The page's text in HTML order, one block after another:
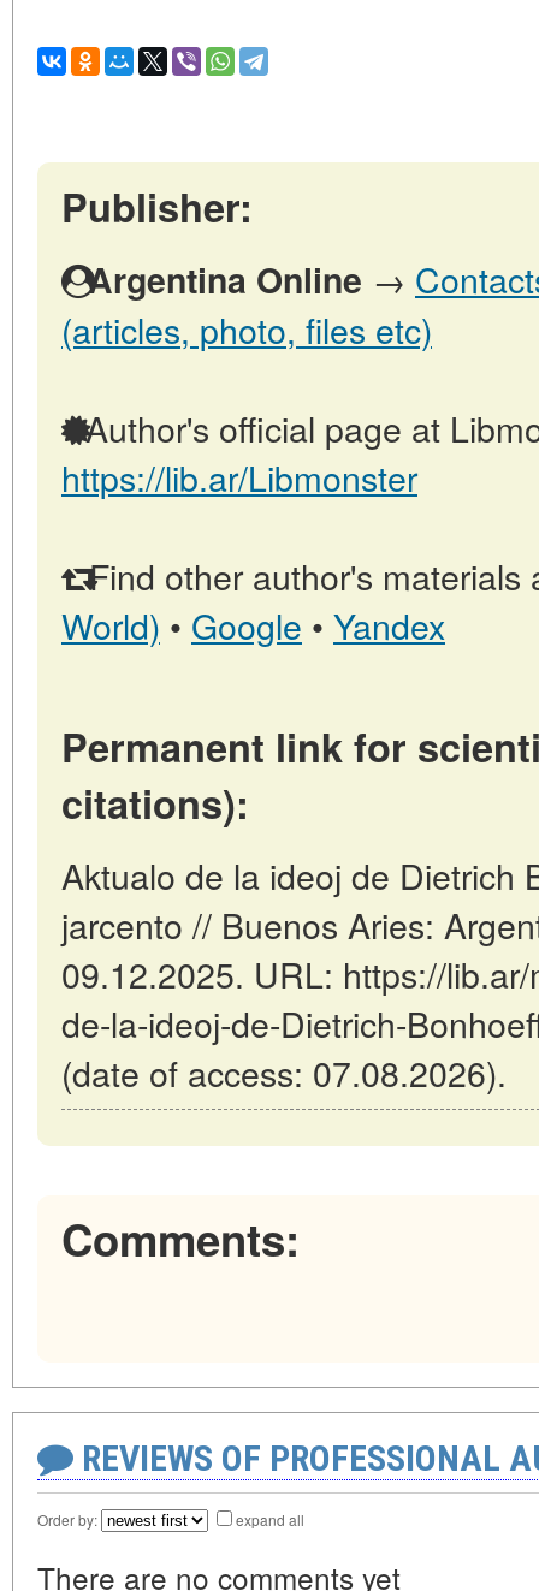
Publisher:
Argentina Online →
(articles, photo, files etc)
Author's official page at
https://lib.ar/Libmonster
Find other author's materials
World) • Google • Yandex
Permanent link for
citations):
Aktualo de la ideoj de Dietrich
jarcento // Buenos Aries:
09.12.2025. URL: https://
de-la-ideoj-de-Dietrich-
(date of access: 07.08.2026).
Comments:
REVIEWS OF PROFESSIONAL
Order by: expand all
There are no comments yet